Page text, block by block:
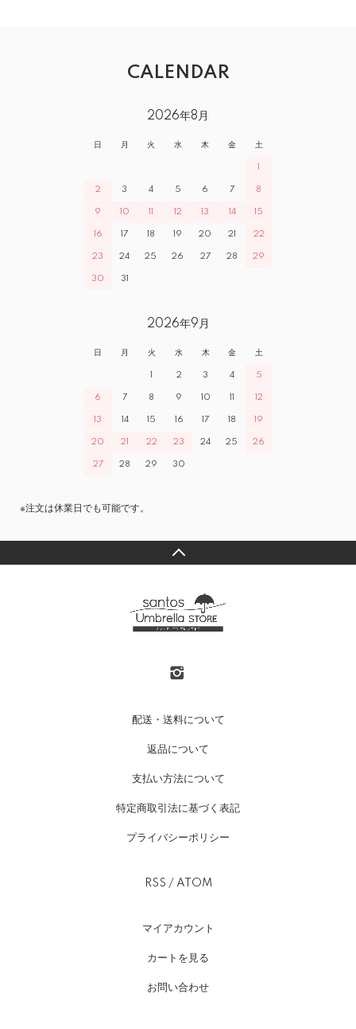
CALENDAR
2026年8月
日 月 火 水 木 金 土
1
2 3 4 5 6 7 8
9 10 11 12 13 14 15
16 17 18 19 20 21 22
23 24 25 26 27 28 29
30 31
2026年9月
日 月 火 水 木 金 土
1 2 3 4 5
6 7 8 9 10 11 12
13 14 15 16 17 18 19
20 21 22 23 24 25 26
27 28 29 30
※注文は休業日でも可能です。
配送・送料について
返品について
支払い方法について
特定商取引法に基づく表記
プライバシーポリシー
RSS / ATOM
マイアカウント
カートを見る
お問い合わせ